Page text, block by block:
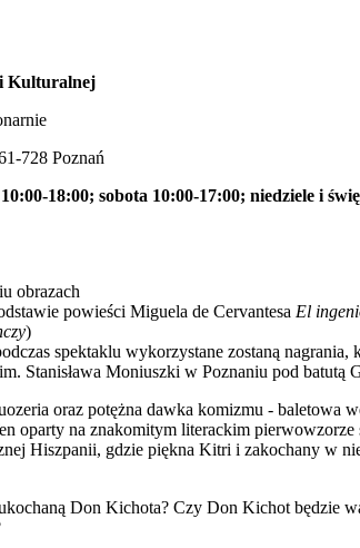
Kulturalnej
728 Poznań
18:00; sobota 10:00-17:00; niedziele i
obrazach
powieści Miguela de Cervantesa El
)
spektaklu wykorzystane zostaną
Stanisława Moniuszki w Poznaniu pod batutą
oraz potężna dawka komizmu - baletowa
oparty na znakomitym literackim
Hiszpanii, gdzie piękna Kitri i zakochany w
Don Kichota? Czy Don Kichot będzie